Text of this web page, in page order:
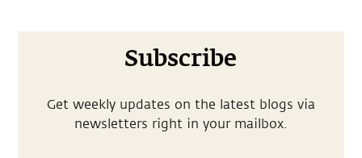
Subscribe
Get weekly updates on the latest blogs via
newsletters right in your mailbox.